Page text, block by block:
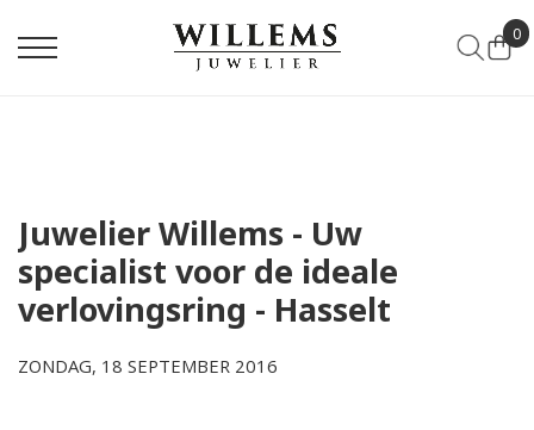
0
Juwelier Willems - Uw
specialist voor de ideale
verlovingsring - Hasselt
ZONDAG, 18 SEPTEMBER 2016